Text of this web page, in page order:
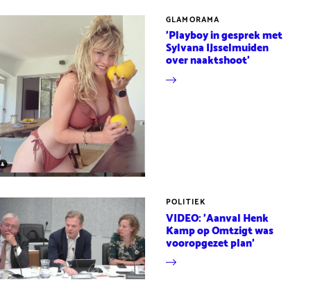
GLAMORAMA
'Playboy in gesprek met
Sylvana IJsselmuiden
over naaktshoot'
POLITIEK
VIDEO: 'Aanval Henk
Kamp op Omtzigt was
vooropgezet plan'